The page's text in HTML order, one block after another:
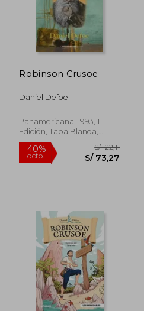
55%
dcto.
S/ 214,24
Robinson Crusoe
Daniel Defoe
Panamericana, 1993, 1
Edición, Tapa Blanda,
Usado